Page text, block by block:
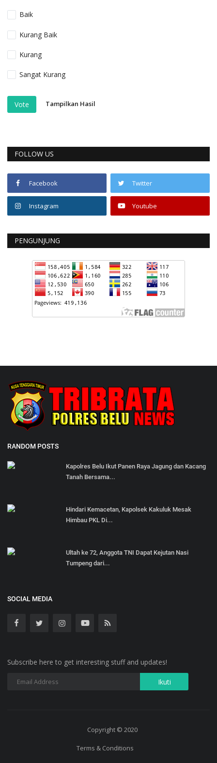
Baik
Kurang Baik
Kurang
Sangat Kurang
Vote Tampilkan Hasil
FOLLOW US
Facebook Twitter
Instagram Youtube
PENGUNJUNG
RANDOM POSTS
Kapolres Belu Ikut Panen Raya Jagung dan Kacang
Tanah Bersama...
Hindari Kemacetan, Kapolsek Kakuluk Mesak
Himbau PKL Di...
Ultah ke 72, Anggota TNI Dapat Kejutan Nasi
Tumpeng dari...
SOCIAL MEDIA
Subscribe here to get interesting stuff and updates!
Copyright © 2020
Terms & Conditions